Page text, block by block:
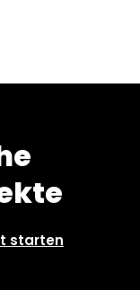
starten